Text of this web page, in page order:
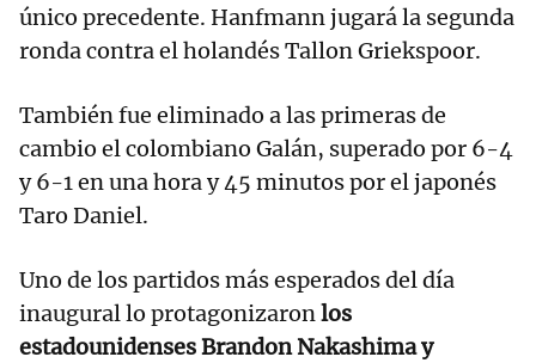
único precedente. Hanfmann jugará la segunda
ronda contra el holandés Tallon Griekspoor.
También fue eliminado a las primeras de
cambio el colombiano Galán, superado por 6-4
y 6-1 en una hora y 45 minutos por el japonés
Taro Daniel.
Uno de los partidos más esperados del día
inaugural lo protagonizaronlos
estadounidenses Brandon Nakashima y